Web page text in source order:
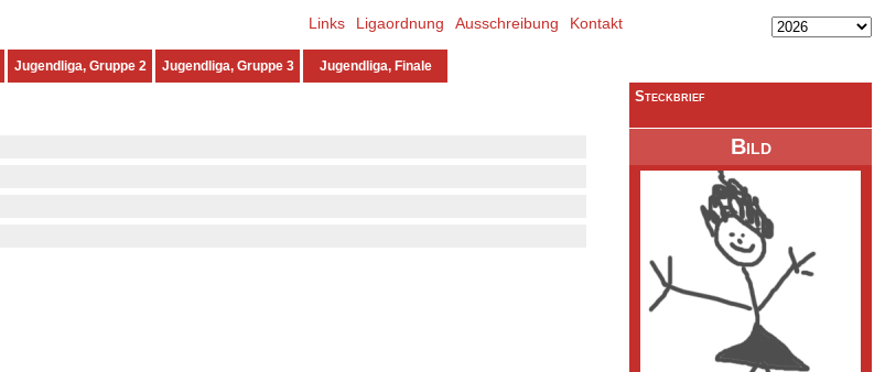
Links Ligaordnung Ausschreibung Kontakt
Jugendliga, Gruppe 2 Jugendliga, Gruppe 3 Jugendliga, Finale
Bild
Steckbrief